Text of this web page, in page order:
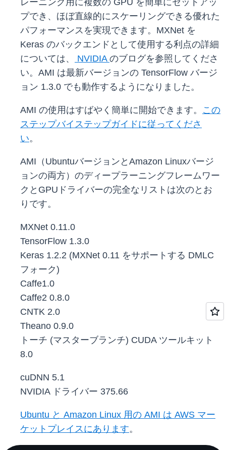
レーニング用に複数の GPU を簡単にセットアッ
プでき、ほぼ直線的にスケーリングできる優れた
パフォーマンスを実現できます。MXNet を
Keras のバックエンドとして使用する利点の詳細
については、
NVIDIA のブログを参照してくださ
い。AMI は最新バージョンの TensorFlow バージ
ョン 1.3.0 でも動作するようになりました。
AMI の使用はすばやく簡単に開始できます。 この
ステップバイステップガイドに従ってくださ
い。
AMI（UbuntuバージョンとAmazon Linuxバージ
ョンの両方）のディープラーニングフレームワー
クとGPUドライバーの完全なリストは次のとお
りです。
MXNet 0.11.0
TensorFlow 1.3.0
Keras 1.2.2 (MXNet 0.11 をサポートする DMLC
フォーク)
Caffe1.0
Caffe2 0.8.0
CNTK 2.0
Theano 0.9.0
トーチ (マスターブランチ) CUDA ツールキット
8.0
cuDNN 5.1
NVIDIA ドライバー 375.66
Ubuntu と Amazon Linux 用の AMI は AWS マー
ケットプレイスにあります。